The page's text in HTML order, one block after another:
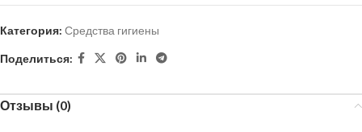
Категория: Средства гигиены
Поделиться:
Отзывы (0)